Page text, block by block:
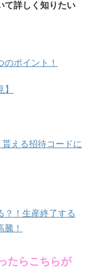
て詳しく知りたい
ポイント！
える招待コードに
？！生産終了する
！
たらこちらが